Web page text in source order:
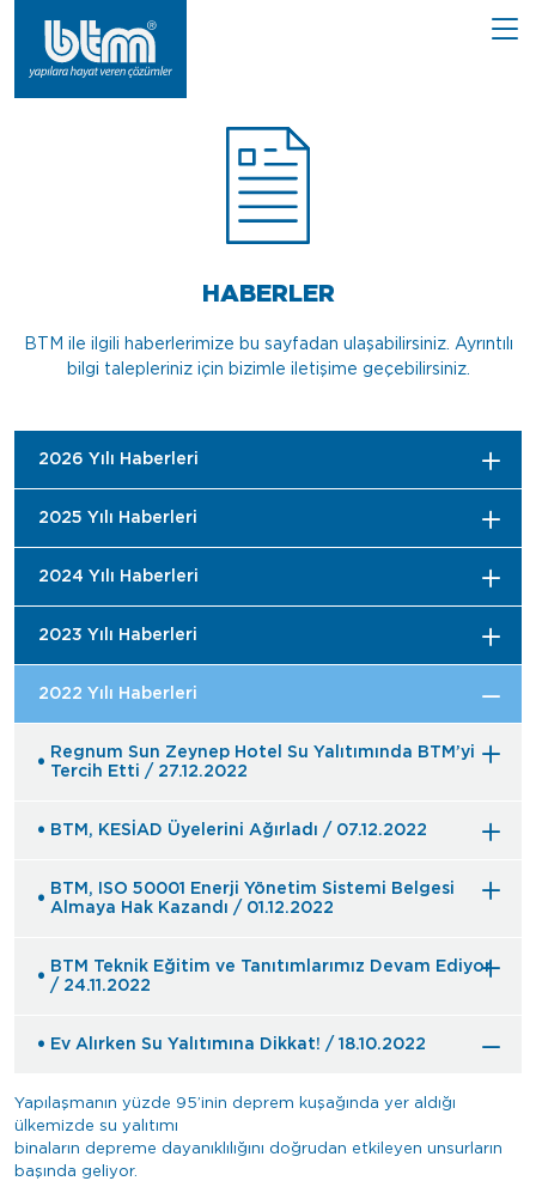
HABERLER
BTM ile ilgili haberlerimize bu sayfadan ulaşabilirsiniz. Ayrıntılı
bilgi talepleriniz için bizimle iletişime geçebilirsiniz.
2026 Yılı Haberleri
2025 Yılı Haberleri
2024 Yılı Haberleri
2023 Yılı Haberleri
2022 Yılı Haberleri
Regnum Sun Zeynep Hotel Su Yalıtımında BTM’yi
Tercih Etti / 27.12.2022
BTM, KESİAD Üyelerini Ağırladı / 07.12.2022
BTM, ISO 50001 Enerji Yönetim Sistemi Belgesi
Almaya Hak Kazandı / 01.12.2022
BTM Teknik Eğitim ve Tanıtımlarımız Devam Ediyor
/ 24.11.2022
Ev Alırken Su Yalıtımına Dikkat! / 18.10.2022
Yapılaşmanın yüzde 95’inin deprem kuşağında yer aldığı
ülkemizde su yalıtımı
binaların depreme dayanıklılığını doğrudan etkileyen unsurların
başında geliyor.